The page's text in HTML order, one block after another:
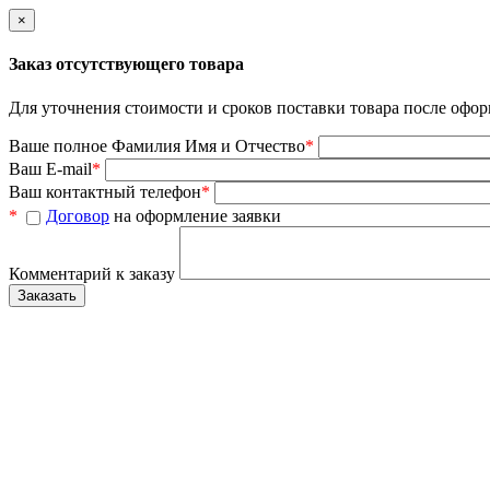
×
Заказ отсутствующего товара
Для уточнения стоимости и сроков поставки товара после
Ваше полное Фамилия Имя и Отчество*
Ваш E-mail*
Ваш контактный телефон*
*
Договор на оформление заявки
Комментарий к заказу